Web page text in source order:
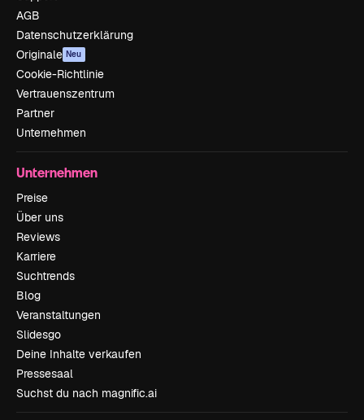
AGB
Datenschutzerklärung
Originale Neu
Cookie-Richtlinie
Vertrauenszentrum
Partner
Unternehmen
Unternehmen
Preise
Über uns
Reviews
Karriere
Suchtrends
Blog
Veranstaltungen
Slidesgo
Deine Inhalte verkaufen
Pressesaal
Suchst du nach magnific.ai